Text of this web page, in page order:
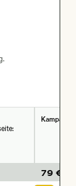
79 €